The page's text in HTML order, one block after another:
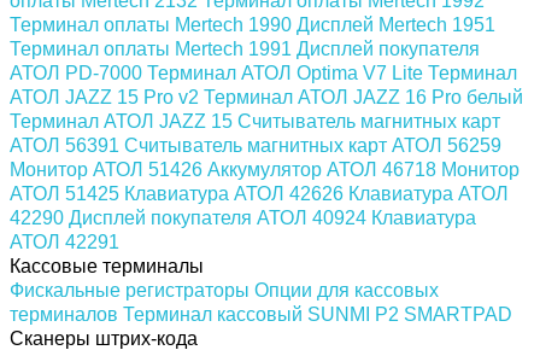
Терминал оплаты Mertech 1990 Дисплей Mertech 1951
Терминал оплаты Mertech 1991 Дисплей покупателя
АТОЛ PD-7000 Терминал АТОЛ Optima V7 Lite Терминал
АТОЛ JAZZ 15 Pro v2 Терминал АТОЛ JAZZ 16 Pro белый
Терминал АТОЛ JAZZ 15 Считыватель магнитных карт
АТОЛ 56391 Считыватель магнитных карт АТОЛ 56259
Монитор АТОЛ 51426 Аккумулятор АТОЛ 46718 Монитор
АТОЛ 51425 Клавиатура АТОЛ 42626 Клавиатура АТОЛ
42290 Дисплей покупателя АТОЛ 40924 Клавиатура
АТОЛ 42291
Кассовые терминалы
Фискальные регистраторы Опции для кассовых
терминалов Терминал кассовый SUNMI P2 SMARTPAD
Сканеры штрих-кода